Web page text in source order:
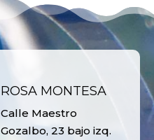
ROSA MONTESA
Calle Maestro
Gozalbo, 23 bajo izq.